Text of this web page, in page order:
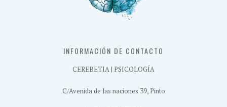
INFORMACIÓN DE CONTACTO
CEREBETIA | PSICOLOGÍA
C/Avenida de las naciones 39, Pinto